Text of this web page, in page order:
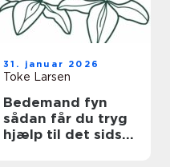
31. januar 2026
Toke Larsen
Bedemand fyn
sådan får du tryg
hjælp til det sidste